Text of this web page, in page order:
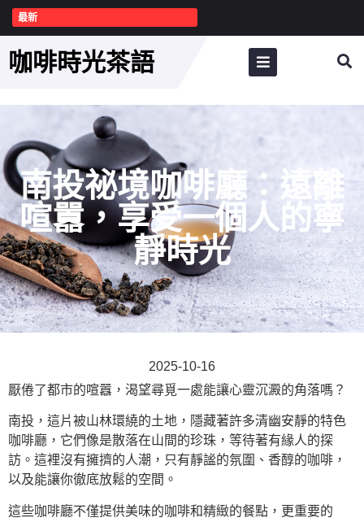
最新
咖啡時光茶語
南投祕境咖啡廳：遠離
喧囂，享受一個人的寧
靜時光
2025-10-16
厭倦了都市的喧囂，渴望尋覓一處能讓心靈沉澱的角落嗎？
南投，這片被山林環繞的土地，隱藏著許多清幽安靜的特色
咖啡廳，它們像是散落在山間的珍珠，等待著有緣人的探
訪。這裡沒有擁擠的人潮，只有靜謐的氛圍、香醇的咖啡，
以及能讓你徹底放鬆的空間。
這些咖啡廳不僅提供美味的咖啡和精緻的餐點，更重要的